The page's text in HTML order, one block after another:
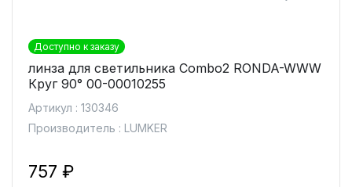
Доступно к заказу
линза для светильника Combo2 RONDA-WWW
Круг 90° 00-00010255
Артикул : 130346
Производитель : LUMKER
757 ₽